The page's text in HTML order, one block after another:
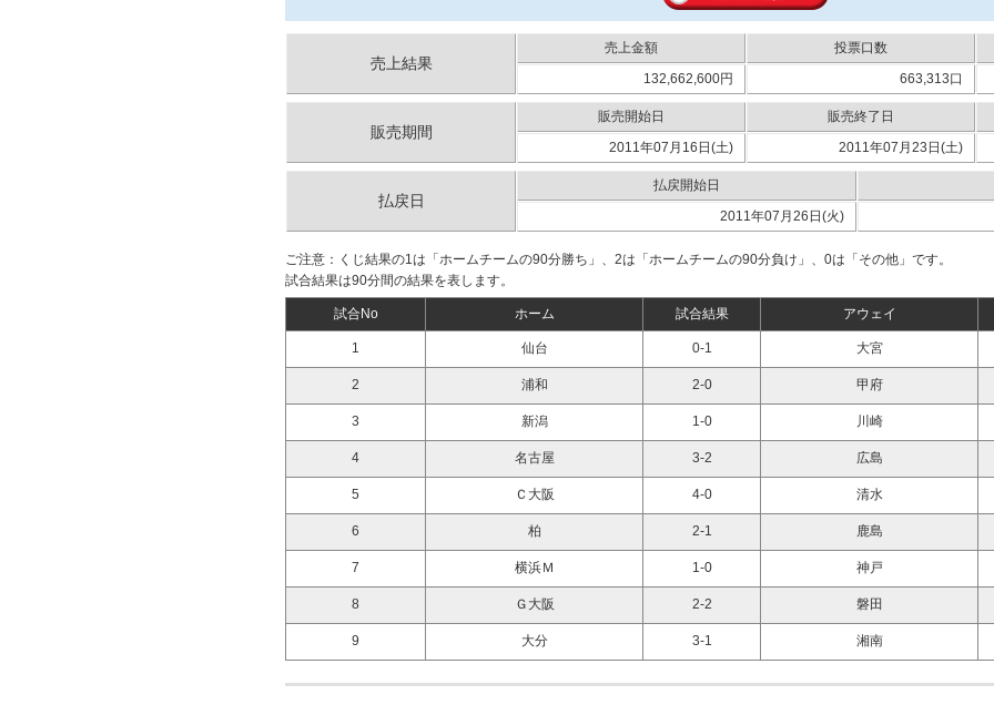
売上結果
売上金額 投票口数
132,662,600円
663,313口
販売期間
販売開始日 販売終了日
2011年07月16日(土)
2011年07月23日(土)
払戻日
払戻開始日
2011年07月26日(火)
ご注意：くじ結果の1は「ホームチームの90分勝ち」、2は「ホームチームの90分負け」、0は「その他」です。
試合結果は90分間の結果を表します。
試合No ホーム 試合結果 アウェイ
1 仙台 0-1 大宮
2 浦和 2-0 甲府
3 新潟 1-0 川崎
4 名古屋 3-2 広島
5 Ｃ大阪 4-0 清水
6 柏 2-1 鹿島
7 横浜Ｍ 1-0 神戸
8 Ｇ大阪 2-2 磐田
9 大分 3-1 湘南